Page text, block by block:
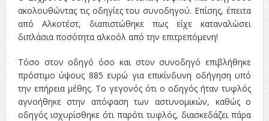
ακολουθώντας τις οδηγίες του συνοδηγού. Επίσης, έπειτα
από Αλκοτέστ, διαπιστώθηκε πως είχε καταναλώσει
διπλάσια ποσότητα αλκοόλ από την επιτρεπόμενη!
Τόσο στον οδηγό όσο και στον συνοδηγό επιβλήθηκε
πρόστιμο ύψους 885 ευρώ για επικίνδυνη οδήγηση υπό
την επήρεια μέθης. Το γεγονός ότι ο οδηγός ήταν τυφλός
αγνοήθηκε στην απόφαση των αστυνομικών, καθώς ο
οδηγός ισχυρίσθηκε ότι παρότι τυφλός, διασκεδάζει πάρα